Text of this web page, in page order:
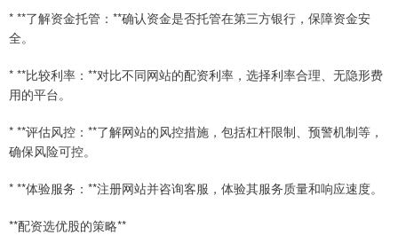
* **了解资金托管：**确认资金是否托管在第三方银行，保障资金安
全。
* **比较利率：**对比不同网站的配资利率，选择利率合理、无隐形费
用的平台。
* **评估风控：**了解网站的风控措施，包括杠杆限制、预警机制等，
确保风险可控。
* **体验服务：**注册网站并咨询客服，体验其服务质量和响应速度。
**配资选优股的策略**